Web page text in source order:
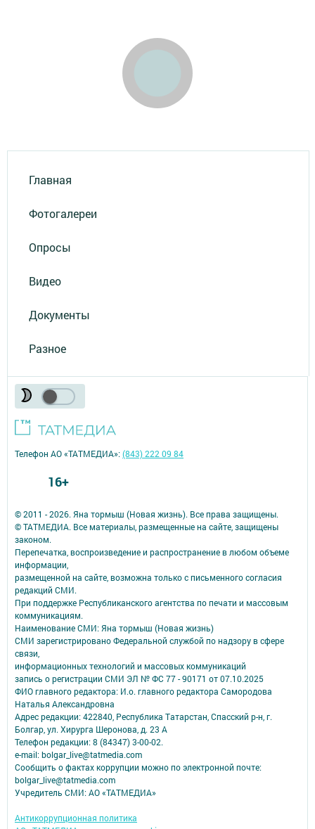
Главная
Фотогалереи
Опросы
Видео
Документы
Разное
© 2011 - 2026. Яна тормыш (Новая жизнь). Все права защищены.
© ТАТМЕДИА. Все материалы, размещенные на сайте, защищены
законом.
Перепечатка, воспроизведение и распространение в любом объеме
информации,
размещенной на сайте, возможна только с письменного согласия
редакций СМИ.
При поддержке Республиканского агентства по печати и массовым
коммуникациям.
Наименование СМИ: Яна тормыш (Новая жизнь)
СМИ зарегистрировано Федеральной службой по надзору в сфере
связи,
информационных технологий и массовых коммуникаций
запись о регистрации СМИ ЭЛ № ФС 77 - 90171 от 07.10.2025
ФИО главного редактора: И.о. главного редактора Самородова
Наталья Александровна
Адрес редакции: 422840, Республика Татарстан, Спасский р-н, г.
Болгар, ул. Хирурга Шеронова, д. 23 А
Телефон редакции: 8 (84347) 3-00-02.
e-mail: bolgar_live@tatmedia.com
Сообщить о фактах коррупции можно по электронной почте:
bolgar_live@tatmedia.com
Учредитель СМИ: АО «ТАТМЕДИА»
Антикоррупционная политика
Телефон АО «ТАТМЕДИА»:(843) 222 09 84
16+